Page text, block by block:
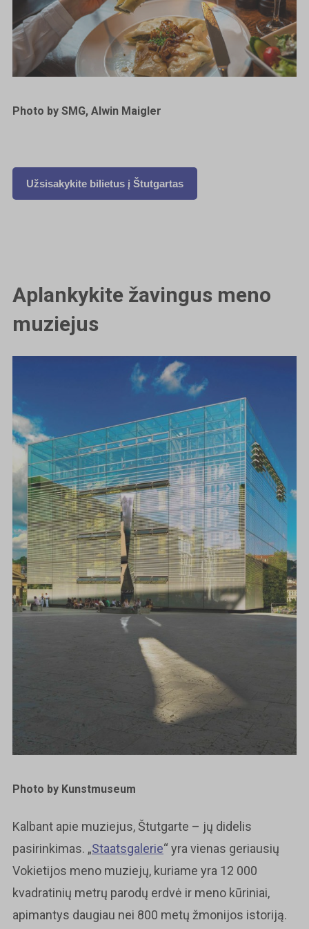
Photo by SMG, Alwin Maigler
Užsisakykite bilietus į Štutgartas
Aplankykite žavingus meno
muziejus
Photo by Kunstmuseum
Kalbant apie muziejus, Štutgarte – jų didelis
pasirinkimas. „Staatsgalerie“ yra vienas geriausių
Vokietijos meno muziejų, kuriame yra 12 000
kvadratinių metrų parodų erdvė ir meno kūriniai,
apimantys daugiau nei 800 metų žmonijos istoriją.